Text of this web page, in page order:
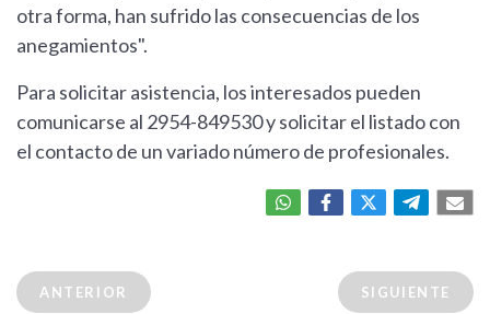
otra forma, han sufrido las consecuencias de los
anegamientos".
Para solicitar asistencia, los interesados pueden
comunicarse al 2954-849530 y solicitar el listado con
el contacto de un variado número de profesionales.
ANTERIOR SIGUIENTE